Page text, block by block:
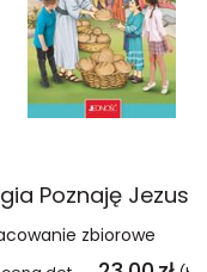
zbiorowe